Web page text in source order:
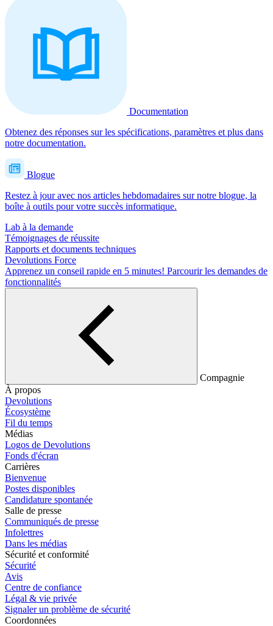
Documentation
Obtenez des réponses sur les spécifications, paramètres et plus dans
notre documentation.
Blogue
Restez à jour avec nos articles hebdomadaires sur notre blogue, la
boîte à outils pour votre succès informatique.
Lab à la demande
Témoignages de réussite
Rapports et documents techniques
Devolutions Force
Apprenez un conseil rapide en 5 minutes! Parcourir les demandes de
fonctionnalités
Compagnie
À propos
Devolutions
Écosystème
Fil du temps
Médias
Logos de Devolutions
Fonds d'écran
Carrières
Bienvenue
Postes disponibles
Candidature spontanée
Salle de presse
Communiqués de presse
Infolettres
Dans les médias
Sécurité et conformité
Sécurité
Avis
Centre de confiance
Légal & vie privée
Signaler un problème de sécurité
Coordonnées